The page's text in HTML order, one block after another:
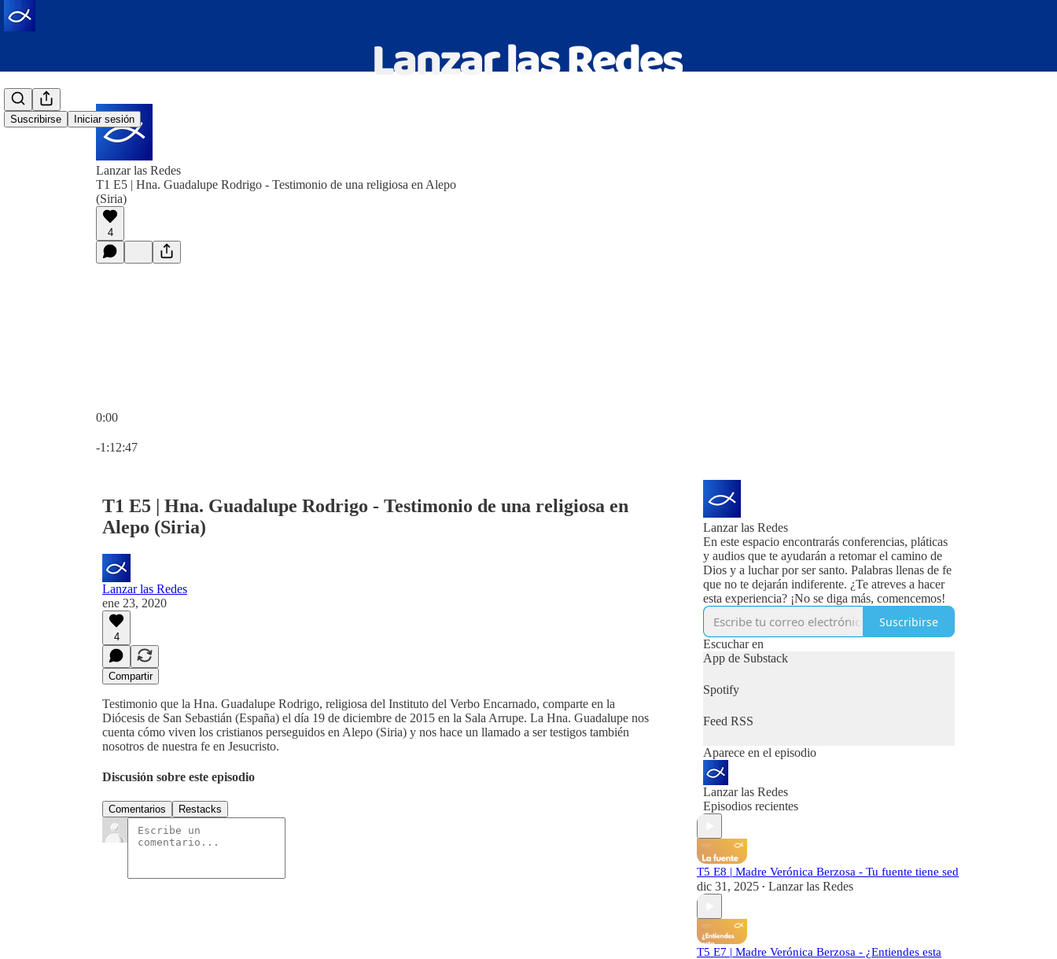
Suscribirse Iniciar sesión
Lanzar las Redes
T1 E5 | Hna. Guadalupe Rodrigo - Testimonio de una religiosa en Alepo
(Siria)
4
0:00
-1:12:47
T1 E5 | Hna. Guadalupe Rodrigo - Testimonio de una religiosa en
Alepo (Siria)
Lanzar las Redes
ene 23, 2020
4
Compartir
Testimonio que la Hna. Guadalupe Rodrigo, religiosa del Instituto del Verbo Encarnado, comparte en la
Diócesis de San Sebastián (España) el día 19 de diciembre de 2015 en la Sala Arrupe. La Hna. Guadalupe nos
cuenta cómo viven los cristianos perseguidos en Alepo (Siria) y nos hace un llamado a ser testigos también
nosotros de nuestra fe en Jesucristo.
Discusión sobre este episodio
Comentarios Restacks
Lanzar las Redes
En este espacio encontrarás conferencias, pláticas
y audios que te ayudarán a retomar el camino de
Dios y a luchar por ser santo. Palabras llenas de fe
que no te dejarán indiferente. ¿Te atreves a hacer
esta experiencia? ¡No se diga más, comencemos!
Suscribirse
Escuchar en
App de Substack
Spotify
Feed RSS
Aparece en el episodio
Lanzar las Redes
Episodios recientes
T5 E8 | Madre Verónica Berzosa - Tu fuente tiene sed
dic 31, 2025 • Lanzar las Redes
T5 E7 | Madre Verónica Berzosa - ¿Entiendes esta